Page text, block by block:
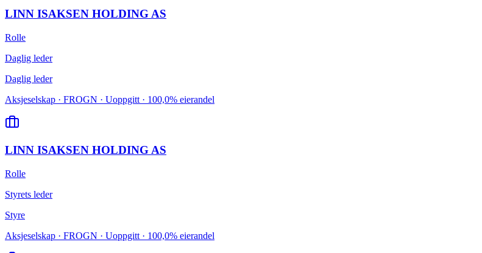
LINN ISAKSEN HOLDING AS
Rolle
Daglig leder
Daglig leder
Aksjeselskap · FROGN · Uoppgitt · 100,0% eierandel
LINN ISAKSEN HOLDING AS
Rolle
Styrets leder
Styre
Aksjeselskap · FROGN · Uoppgitt · 100,0% eierandel